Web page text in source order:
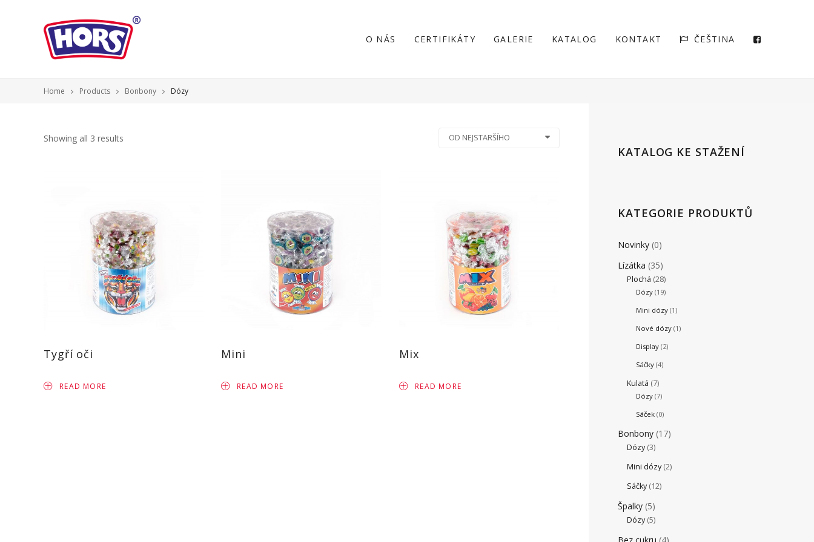
O NÁS CERTIFIKÁTY GALERIE KATALOG KONTAKT ČEŠTINA
Home Products Bonbony Dózy
Showing all 3 results OD NEJSTARŠÍHO
Tygří oči
READ MORE
Mini
READ MORE
Mix
READ MORE
KATALOG KE STAŽENÍ
KATEGORIE PRODUKTŮ
Novinky (0)
Lízátka (35)
Plochá (28)
Dózy (19)
Mini dózy (1)
Nové dózy (1)
Display (2)
Sáčky (4)
Kulatá (7)
Dózy (7)
Sáček (0)
Bonbony (17)
Dózy (3)
Mini dózy (2)
Sáčky (12)
Špalky (5)
Dózy (5)